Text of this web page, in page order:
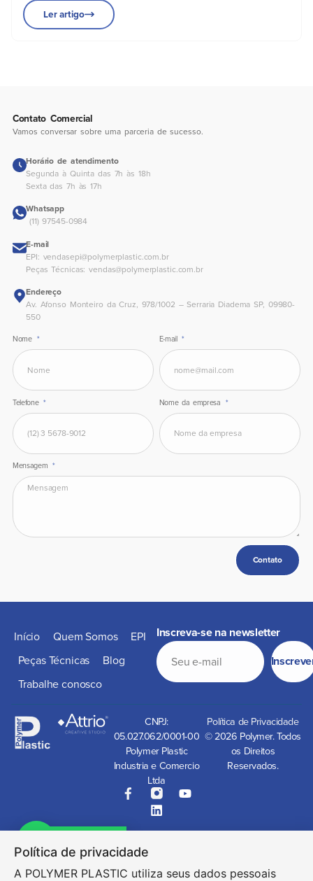
Ler artigo
Contato Comercial
Vamos conversar sobre uma parceria de sucesso.
Horário de atendimento
Segunda à Quinta das 7h às 18h
Sexta das 7h às 17h
Whatsapp
(11) 97545-0984
E-mail
EPI: vendasepi@polymerplastic.com.br
Peças Técnicas:vendas@polymerplastic.com.br
Endereço
Av. Afonso Monteiro da Cruz, 978/1002 – Serraria Diadema SP, 09980-
550
Nome E-mail
Telefone Nome da empresa
Mensagem
Contato
Início Quem Somos
EPI
Peças Técnicas
Blog
Trabalhe conosco
Inscreva-se na newsletter
CNPJ:
05.027.062/0001-00
Polymer Plastic
Industria e Comercio
Ltda
Política de Privacidade
© 2026 Polymer. Todos
os Direitos
Reservados.
Política de privacidade
A POLYMER PLASTIC utiliza seus dados pessoais